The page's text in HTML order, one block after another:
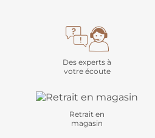
Des experts à
votre écoute
Retrait en
magasin